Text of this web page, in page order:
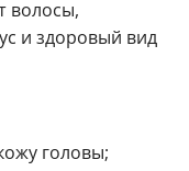
волосы,
и здоровый вид
головы;